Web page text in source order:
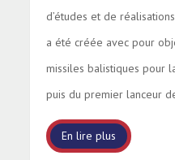
d’études et de
a été créée avec pour
missiles balistiques pour
puis du premier lanceur
En lire plus